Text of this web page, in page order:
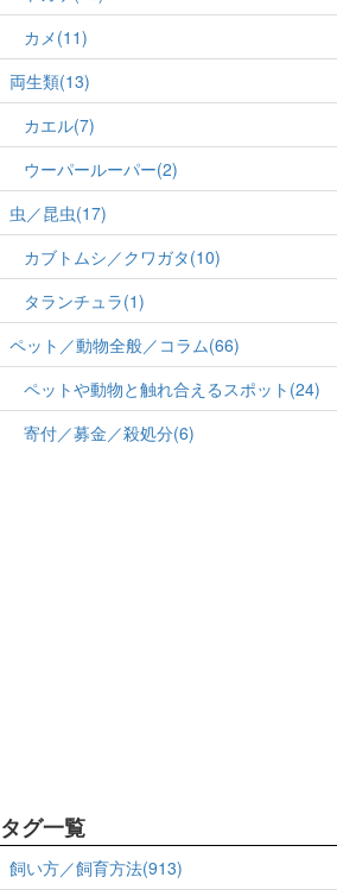
カメ(11)
両生類(13)
カエル(7)
ウーパールーパー(2)
虫／昆虫(17)
カブトムシ／クワガタ(10)
タランチュラ(1)
ペット／動物全般／コラム(66)
ペットや動物と触れ合えるスポット(24)
寄付／募金／殺処分(6)
タグ一覧
飼い方／飼育方法(913)